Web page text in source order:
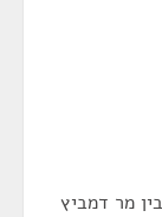
מר דמביץ